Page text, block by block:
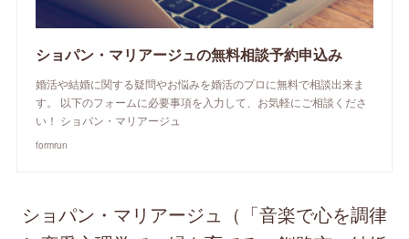
ショパン・マリアージュの無料相談予約申込み
婚活や結婚に関する疑問やお悩みを婚活のプロに無料で相談出来ま
す。 以下のフォームに必要事項を入力して、お気軽にご相談くださ
い！ ショパン・マリアージュ
formrun
ショパン・マリアージュ（「音楽で心を調律